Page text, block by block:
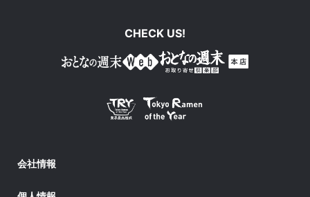
CHECK US!
会社情報